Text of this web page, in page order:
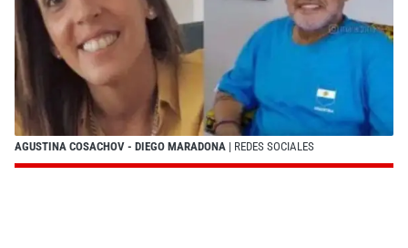
AGUSTINA COSACHOV - DIEGO MARADONA | REDES SOCIALES